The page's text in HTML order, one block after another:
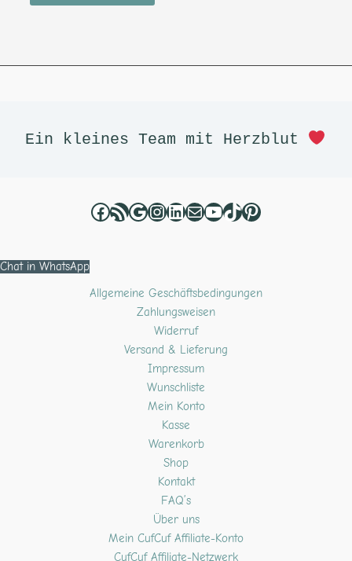
Ein kleines Team mit Herzblut
Chat in WhatsApp
Allgemeine Geschäftsbedingungen
Zahlungsweisen
Widerruf
Versand & Lieferung
Impressum
Wunschliste
Mein Konto
Kasse
Warenkorb
Shop
Kontakt
FAQ’s
Über uns
Mein CufCuf Affiliate-Konto
CufCuf Affiliate-Netzwerk